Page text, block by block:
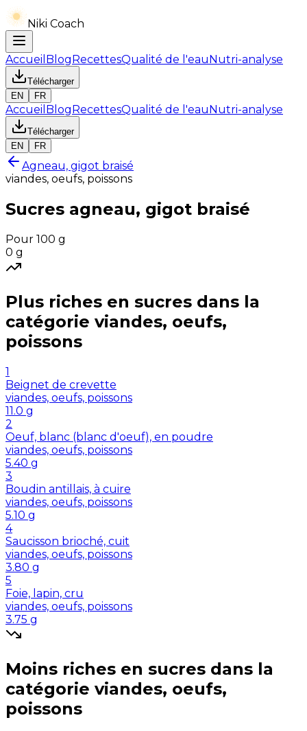
Niki Coach
Accueil BlogRecettesQualité de l'eauNutri-analyse
Télécharger
EN
FR
Accueil BlogRecettesQualité de l'eauNutri-analyse
Télécharger
EN
FR
Agneau, gigot braisé
viandes, oeufs, poissons
Sucres agneau, gigot braisé
Pour 100 g
0 g
Plus riches en sucres dans la
catégorie viandes, oeufs,
poissons
1
Beignet de crevette
viandes, oeufs, poissons
11.0 g
2
Oeuf, blanc (blanc d'oeuf), en poudre
viandes, oeufs, poissons
5.40 g
3
Boudin antillais, à cuire
viandes, oeufs, poissons
5.10 g
4
Saucisson brioché, cuit
viandes, oeufs, poissons
3.80 g
5
Foie, lapin, cru
viandes, oeufs, poissons
3.75 g
Moins riches en sucres dans la
catégorie viandes, oeufs,
poissons